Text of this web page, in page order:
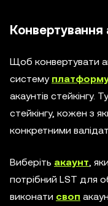
Конвертування
Щоб конвертувати
систему
акаунтів стейкінгу.
стейкінгу, кожен з
конкретними
Виберіть акаунт,
потрібний LST для
виконати своп